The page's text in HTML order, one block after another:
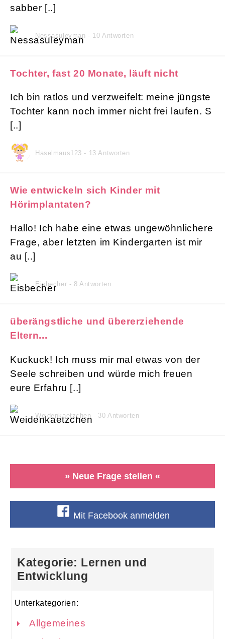
sabber [..]
Nessasuleyman - 10 Antworten
Tochter, fast 20 Monate, läuft nicht
Ich bin ratlos und verzweifelt: meine jüngste
Tochter kann noch immer nicht frei laufen. S
[..]
Haselmaus123 - 13 Antworten
Wie entwickeln sich Kinder mit
Hörimplantaten?
Hallo! Ich habe eine etwas ungewöhnlichere
Frage, aber letzten im Kindergarten ist mir
au [..]
Eisbecher - 8 Antworten
überängstliche und übererziehende
Eltern...
Kuckuck! Ich muss mir mal etwas von der
Seele schreiben und würde mich freuen
eure Erfahru [..]
Weidenkaetzchen - 30 Antworten
» Neue Frage stellen «
Mit Facebook anmelden
Kategorie: Lernen und
Entwicklung
Unterkategorien:
Allgemeines